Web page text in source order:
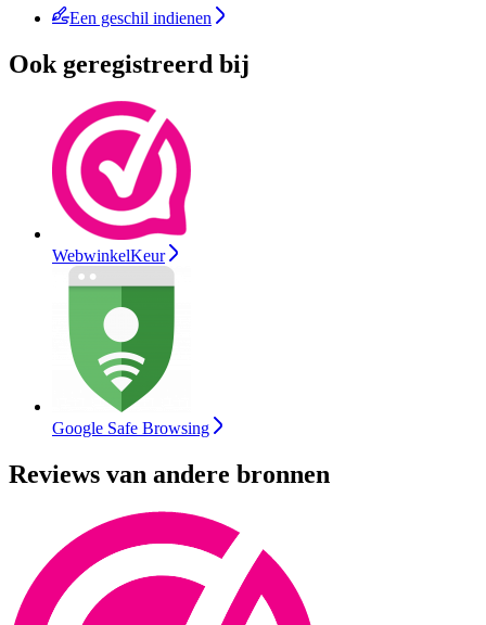
Een geschil indienen
Ook geregistreerd bij
WebwinkelKeur
Google Safe Browsing
Reviews van andere bronnen